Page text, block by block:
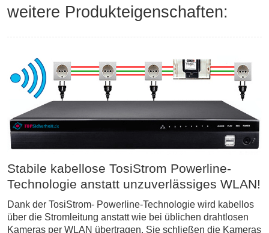
weitere Produkteigenschaften:
Stabile kabellose TosiStrom Powerline-
Technologie anstatt unzuverlässiges WLAN!
Dank der TosiStrom- Powerline-Technologie wird kabellos
über die Stromleitung anstatt wie bei üblichen drahtlosen
Kameras per WLAN übertragen. Sie schließen die Kameras